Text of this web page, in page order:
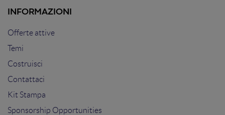
INFORMAZIONI
Offerte attive
Temi
Costruisci
Contattaci
Kit Stampa
Sponsorship Opportunities